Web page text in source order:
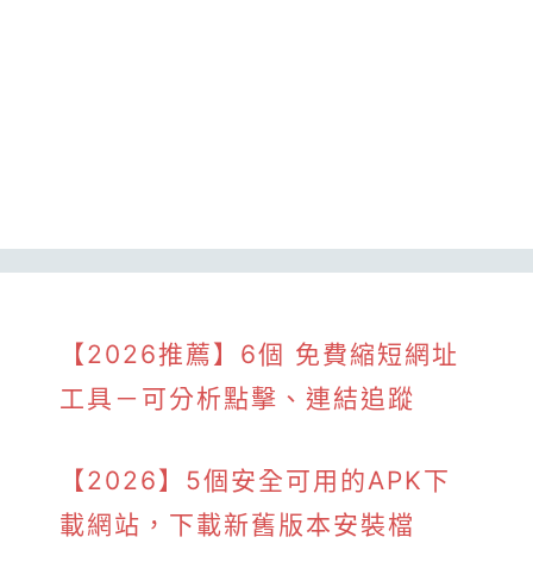
【2026推薦】6個 免費縮短網址
工具－可分析點擊、連結追蹤
【2026】5個安全可用的APK下
載網站，下載新舊版本安裝檔